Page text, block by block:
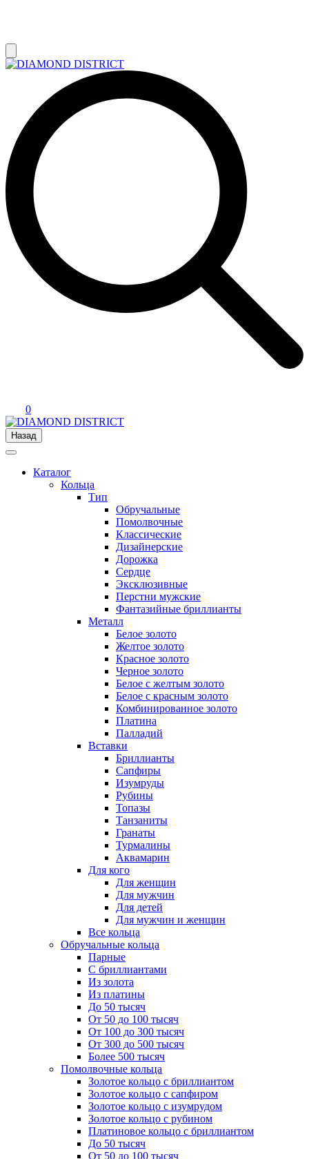
0
Назад
Каталог
Кольца
Тип
Обручальные
Помолвочные
Классические
Дизайнерские
Дорожка
Сердце
Эксклюзивные
Перстни мужские
Фантазийные бриллианты
Металл
Белое золото
Желтое золото
Красное золото
Черное золото
Белое с желтым золото
Белое с красным золото
Комбинированное золото
Платина
Палладий
Вставки
Бриллианты
Сапфиры
Изумруды
Рубины
Топазы
Танзаниты
Гранаты
Турмалины
Аквамарин
Для кого
Для женщин
Для мужчин
Для детей
Для мужчин и женщин
Все кольца
Обручальные кольца
Парные
С бриллиантами
Из золота
Из платины
До 50 тысяч
От 50 до 100 тысяч
От 100 до 300 тысяч
От 300 до 500 тысяч
Более 500 тысяч
Помолвочные кольца
Золотое кольцо с бриллиантом
Золотое кольцо с сапфиром
Золотое кольцо с изумрудом
Золотое кольцо с рубином
Платиновое кольцо с бриллиантом
До 50 тысяч
От 50 до 100 тысяч